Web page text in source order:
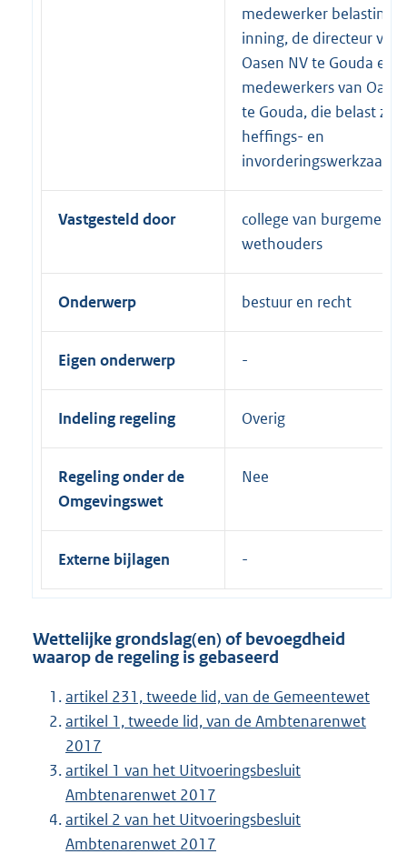
medewerker
inning, de directeur van
Oasen NV te Gouda en
medewerkers van
te Gouda, die belast
heffings- en
Vastgesteld door
college van
wethouders
Onderwerp bestuur en recht
Eigen onderwerp
Indeling regeling Overig
Regeling onder de
Omgevingswet
Nee
Externe bijlagen
Wettelijke grondslag(en) of bevoegdheid
waarop de regeling is gebaseerd
artikel 231, tweede lid, van de Gemeentewet
artikel 1, tweede lid, van de Ambtenarenwet
2017
artikel 1 van het Uitvoeringsbesluit
Ambtenarenwet 2017
artikel 2 van het Uitvoeringsbesluit
Ambtenarenwet 2017